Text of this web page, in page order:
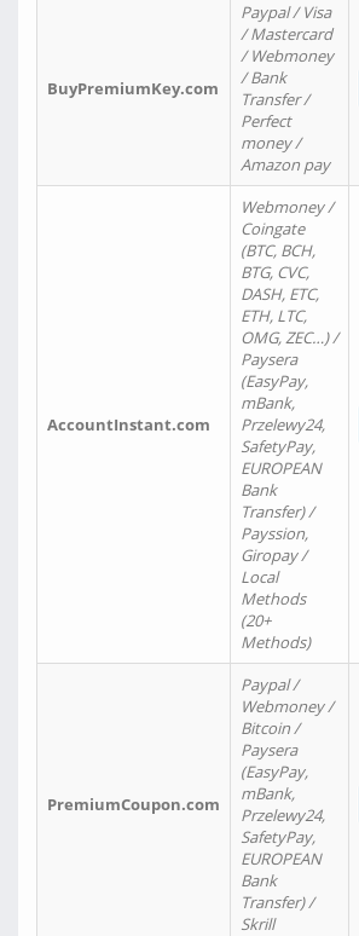
BuyPremiumKey.com
Paypal / Visa
/ Mastercard
/ Webmoney
/ Bank
Transfer /
Perfect
money /
Amazon pay
AccountInstant.com
Webmoney /
Coingate
(BTC, BCH,
BTG, CVC,
DASH, ETC,
ETH, LTC,
OMG, ZEC…) /
Paysera
(EasyPay,
mBank,
Przelewy24,
SafetyPay,
EUROPEAN
Bank
Transfer) /
Payssion,
Giropay /
Local
Methods
(20+
Methods)
PremiumCoupon.com
Paypal /
Webmoney /
Bitcoin /
Paysera
(EasyPay,
mBank,
Przelewy24,
SafetyPay,
EUROPEAN
Bank
Transfer) /
Skrill